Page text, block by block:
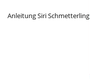
Anleitung Siri Schmetterling